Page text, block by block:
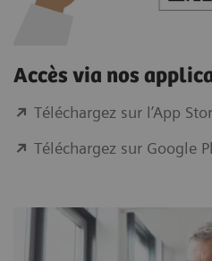
Accès via nos
Téléchargez sur l’App
Téléchargez sur Google